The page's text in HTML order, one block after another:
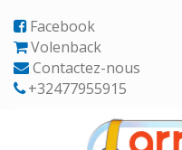
Facebook
Volenback
Contactez-nous
+32477955915